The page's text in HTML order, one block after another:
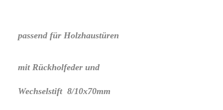
passend für Holzhaustüren
mit Rückholfeder und
Wechselstift 8/10x70mm